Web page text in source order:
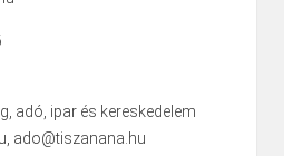
adó, ipar és kereskedelem
ado@tiszanana.hu